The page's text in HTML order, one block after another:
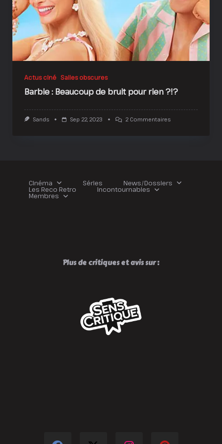
Actus ciné Salles obscures
Barbie : Beaucoup de bruit pour rien ?!?
Sands Sep 22, 2023 2 CommentairesSur
Cinéma Séries News/Dossiers
Les Reco Retro Incontournables
Membres
Plus de critiques et avis sur :